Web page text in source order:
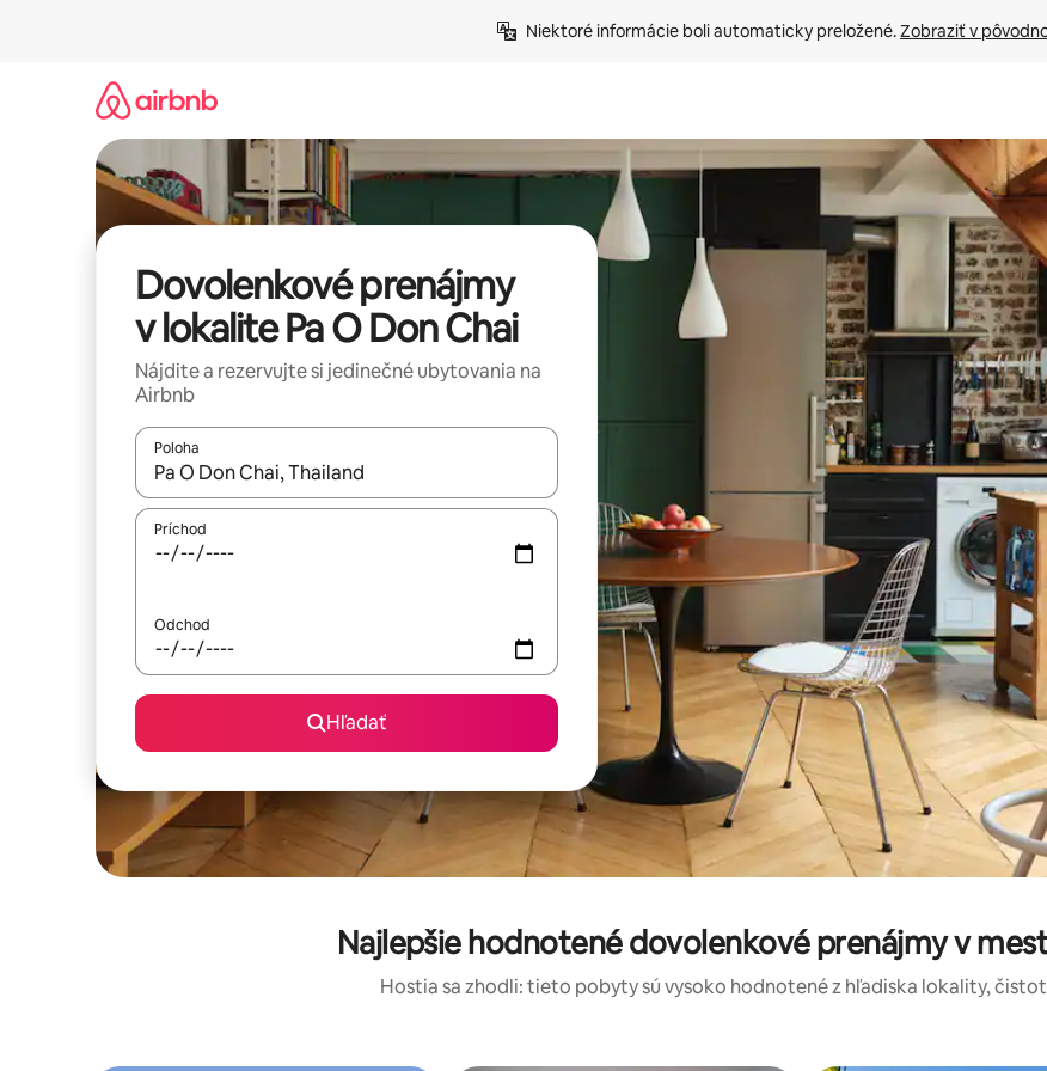
Niektoré informácie boli automaticky preložené. Zobraziť v
Dovolenkové prenájmy
v lokalite Pa O Don Chai
Nájdite a rezervujte si jedinečné ubytovania na
Airbnb
Poloha
Keď budú výsledky k dispozícii, môžete si ich prechádzať pomocou klávesov so šípkami nahor a nadol alebo ich
Príchod
Odchod
Hľadať
Najlepšie hodnotené dovolenkové prenájmy v
Hostia sa zhodli: tieto pobyty sú vysoko hodnotené z hľadiska lokality,